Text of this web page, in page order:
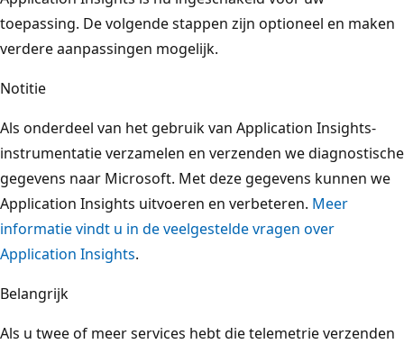
toepassing. De volgende stappen zijn optioneel en maken
verdere aanpassingen mogelijk.
Notitie
Als onderdeel van het gebruik van Application Insights-
instrumentatie verzamelen en verzenden we diagnostische
gegevens naar Microsoft. Met deze gegevens kunnen we
Application Insights uitvoeren en verbeteren. Meer
informatie vindt u in de veelgestelde vragen over
Application Insights.
Belangrijk
Als u twee of meer services hebt die telemetrie verzenden